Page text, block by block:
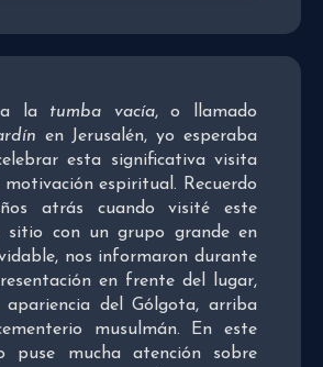
a la tumba vacía, o llamado
en Jerusalén, yo esperaba
esta significativa visita
espiritual. Recuerdo
atrás cuando visité este
sitio con un grupo grande en
nos informaron durante
en frente del lugar,
del Gólgota, arriba
musulmán. En este
puse mucha atención sobre